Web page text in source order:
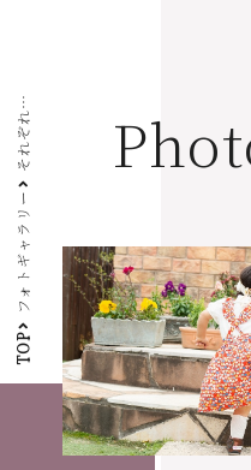
TOP
フォトギャラリー
そ
れ
ぞ
れ
の
家
族
写
真